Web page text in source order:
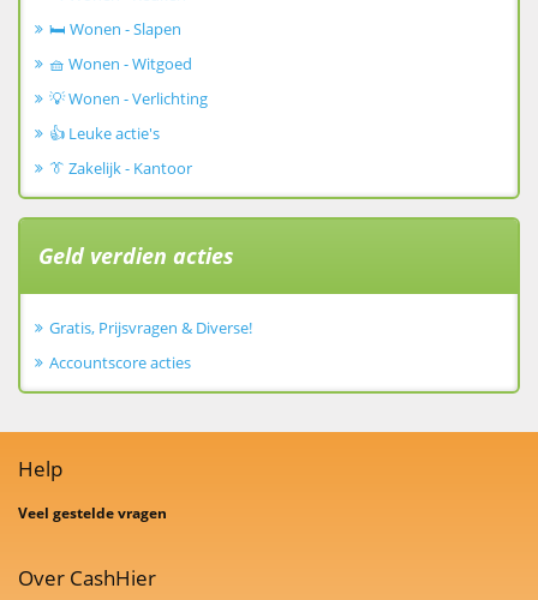
🛏️ Wonen - Slapen
🧺 Wonen - Witgoed
💡 Wonen - Verlichting
👍 Leuke actie's
👔 Zakelijk - Kantoor
Geld verdien acties
Gratis, Prijsvragen & Diverse!
Accountscore acties
Help
Veel gestelde vragen
Over CashHier